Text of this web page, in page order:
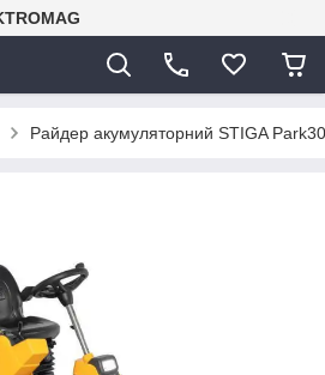
Райдер акумуляторний STIGA